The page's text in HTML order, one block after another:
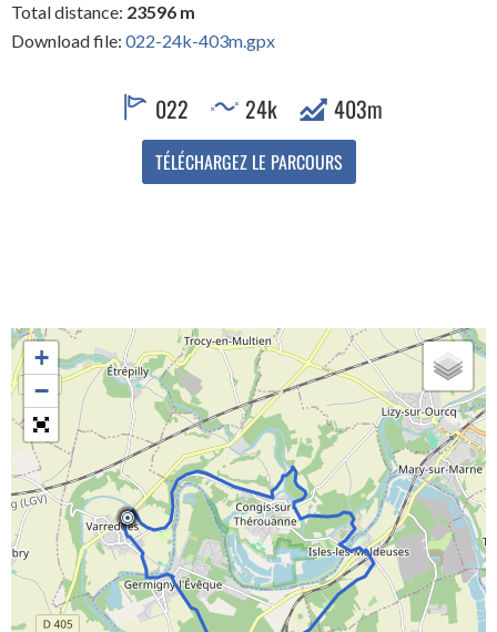
Total distance: 23596 m
Download file: 022-24k-403m.gpx
022 24k 403m
+
−